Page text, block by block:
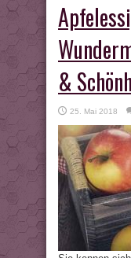
&
25. Mai 2018